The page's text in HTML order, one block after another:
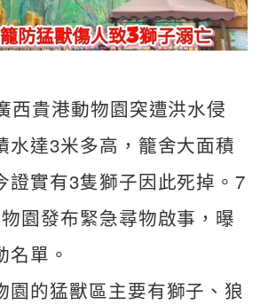
西貴港動物園突遭洪水侵
水達3米多高，籠舍大面積
證實有3隻獅子因此死掉。7
園發布緊急尋物啟事，曝
名單。
園的猛獸區主要有獅子、狼